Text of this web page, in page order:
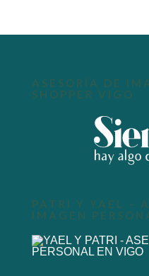
ASESORÍA DE
SHOPPER VIGO
PATRI Y YAEL –
IMAGEN